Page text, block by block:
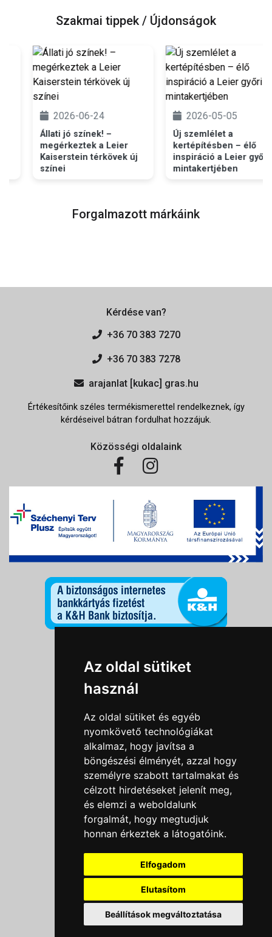
Az oldal sütiket
használ
Az oldal sütiket és egyéb
nyomkövető technológiákat
alkalmaz, hogy javítsa a
böngészési élményét, azzal hogy
személyre szabott tartalmakat és
célzott hirdetéseket jelenít meg,
és elemzi a weboldalunk
forgalmát, hogy megtudjuk
honnan érkeztek a látogatóink.
Elfogadom
Elutasítom
Beállítások megváltoztatása
Szakmai tippek / Újdonságok
2026-06-24
Állati jó színek! –
megérkeztek a Leier
Kaiserstein térkövek új
színei
2026-05-05
Új szemlélet a
kertépítésben – élő
inspiráció a Leier győri
mintakertjében
Forgalmazott márkáink
×
Kérdése van?
+36 70 383 7270
+36 70 383 7278
arajanlat [kukac] gras.hu
Értékesítőink széles termékismerettel rendelkeznek, így
kérdéseivel bátran fordulhat hozzájuk.
Közösségi oldalaink
Információk
Általános szerződési feltételek
Impresszum
Nyereményjáték szabály
Outlet nap nyereményjáték szabályzat
Süti beállítások
Menü
Ajánlatkérés
Szakmai tippek / Újdonságok
Kapcsolat
Letölthető katalógusok
Rólunk
Szállítás